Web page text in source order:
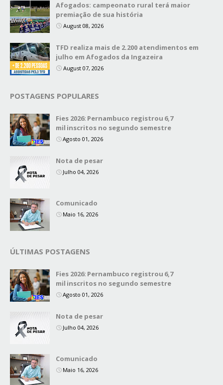
Afogados: campeonato rural terá maior
premiação de sua história
August 08, 2026
TFD realiza mais de 2.200 atendimentos em
julho em Afogados da Ingazeira
August 07, 2026
POSTAGENS POPULARES
Fies 2026: Pernambuco registrou 6,7
mil inscritos no segundo semestre
Agosto 01, 2026
Nota de pesar
Julho 04, 2026
Comunicado
Maio 16, 2026
ÚLTIMAS POSTAGENS
Fies 2026: Pernambuco registrou 6,7
mil inscritos no segundo semestre
Agosto 01, 2026
Nota de pesar
Julho 04, 2026
Comunicado
Maio 16, 2026